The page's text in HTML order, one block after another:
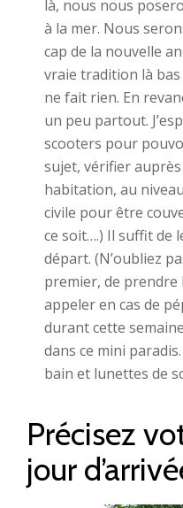
là, nous nous
à la mer. Nous
cap de la nouvelle
vraie tradition là bas
ne fait rien. En
un peu partout.
scooters pour
sujet, vérifier
habitation, au
civile pour être
ce soit….) Il suffit de
départ. (N’oubliez
premier, de
appeler en cas de
durant cette
dans ce mini
bain et lunettes de
Précisez
jour